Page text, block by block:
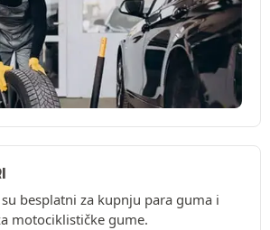
besplatni za kupnju para guma i
motociklističke gume.